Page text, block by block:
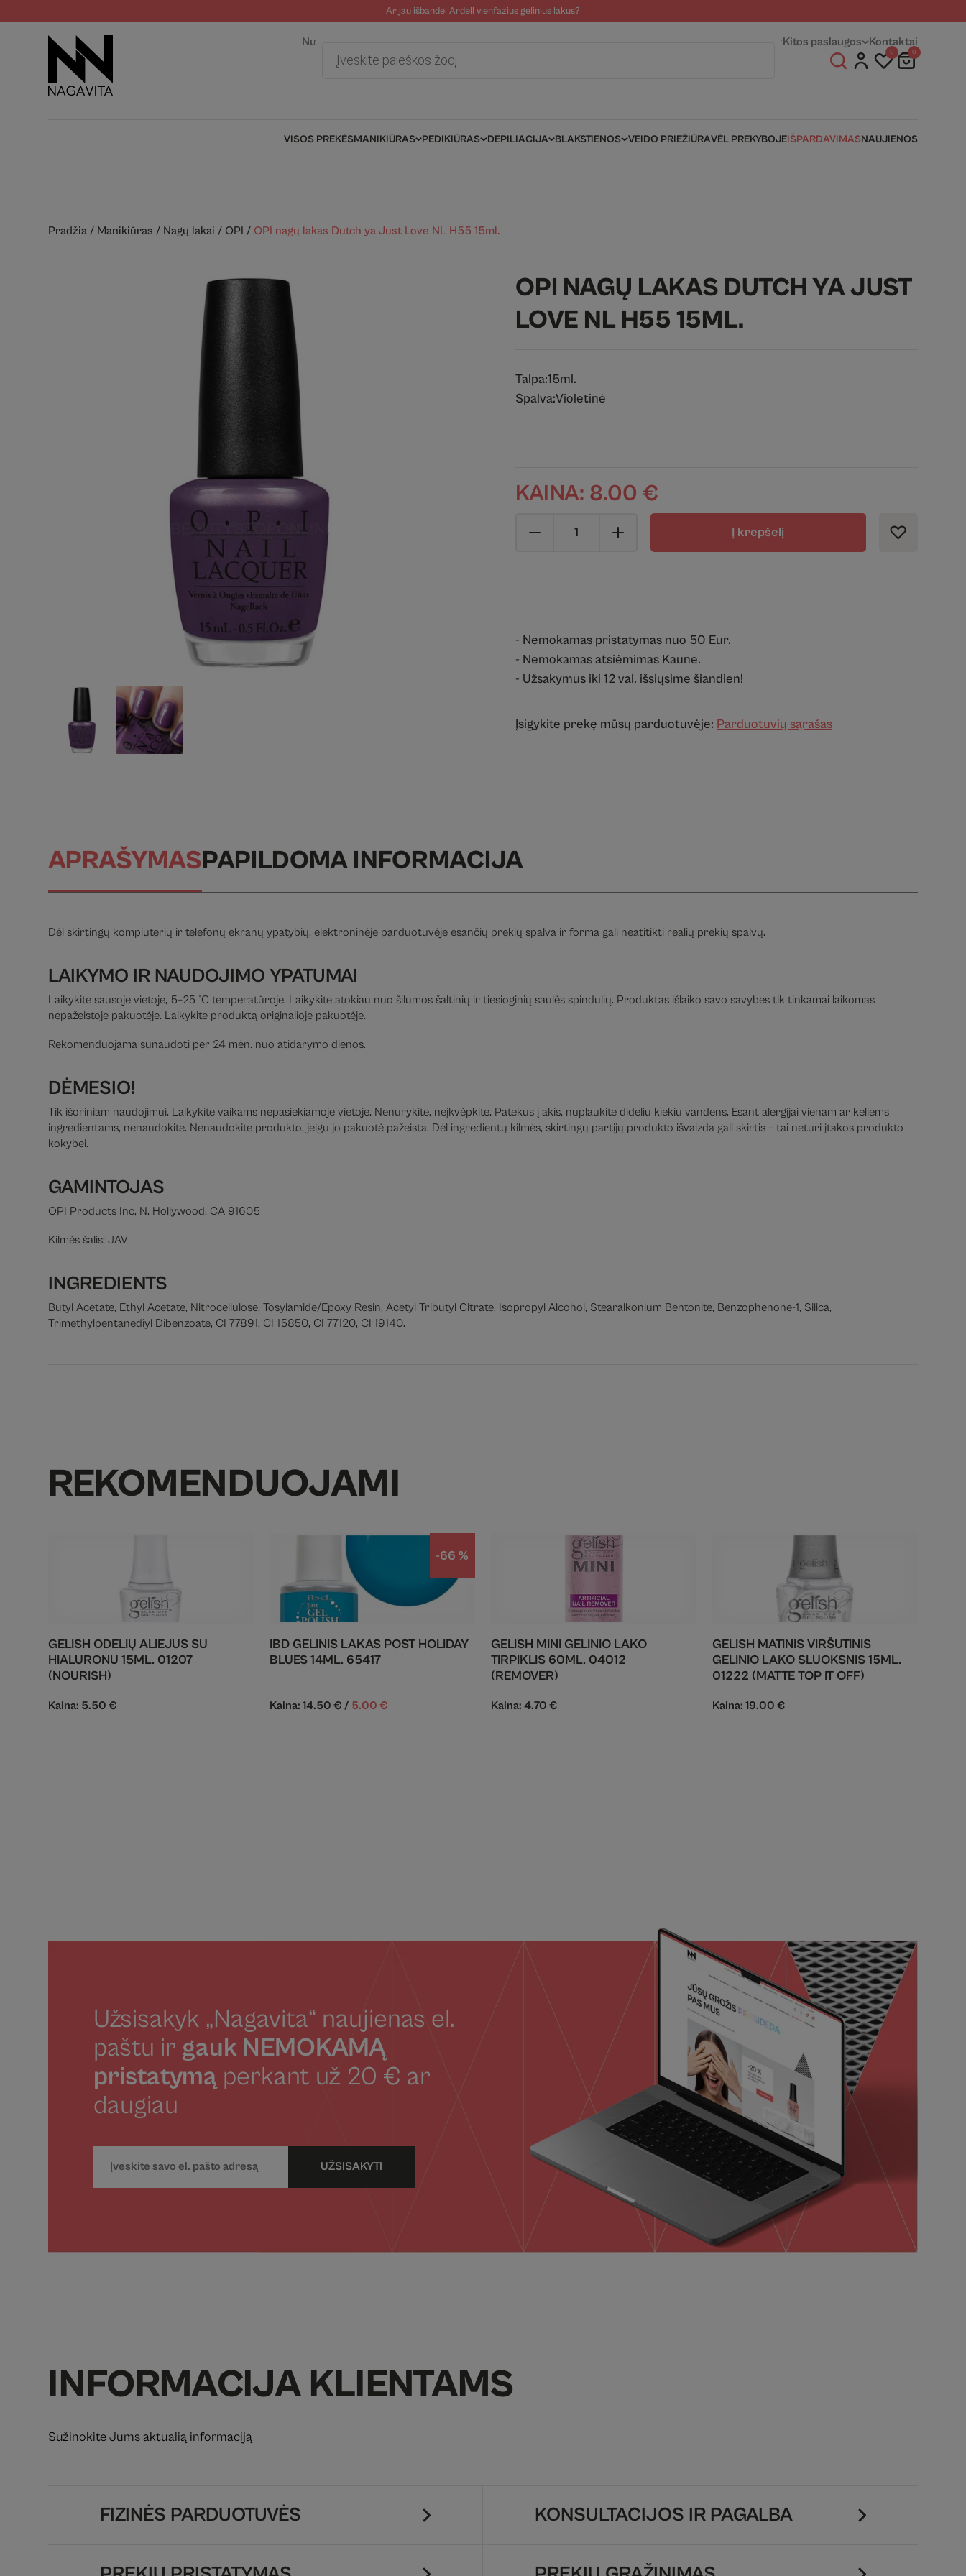
Ar jau išbandei Ardell vienfazius gelinius lakus?
Nuotolinė pagalba Fizinės parduotuvėsKitos paslaugos Kontaktai
search
0 0
VISOS PREKĖSMANIKIŪRAS PEDIKIŪRAS DEPILIACIJA BLAKSTIENOS VEIDO PRIEŽIŪRAVĖL PREKYBOJEIŠPARDAVIMASNAUJIENOS
Pradžia / Manikiūras / Nagų lakai / OPI / OPI nagų lakas Dutch ya Just Love NL H55 15ml.
OPI NAGŲ LAKAS DUTCH YA JUST
LOVE NL H55 15ML.
Talpa:15ml.
Spalva:Violetinė
KAINA: 8.00 €
Į krepšelį
- Nemokamas pristatymas nuo 50 Eur.
- Nemokamas atsiėmimas Kaune.
- Užsakymus iki 12 val. išsiųsime šiandien!
Įsigykite prekę mūsų parduotuvėje: Parduotuvių sąrašas
APRAŠYMASPAPILDOMA INFORMACIJA
Dėl skirtingų kompiuterių ir telefonų ekranų ypatybių, elektroninėje parduotuvėje esančių prekių spalva ir forma gali neatitikti realių prekių spalvų.
LAIKYMO IR NAUDOJIMO YPATUMAI
Laikykite sausoje vietoje, 5–25 °C temperatūroje. Laikykite atokiau nuo šilumos šaltinių ir tiesioginių saulės spindulių. Produktas išlaiko savo savybes tik tinkamai laikomas
nepažeistoje pakuotėje. Laikykite produktą originalioje pakuotėje.
Rekomenduojama sunaudoti per 24 mėn. nuo atidarymo dienos.
DĖMESIO!
Tik išoriniam naudojimui. Laikykite vaikams nepasiekiamoje vietoje. Nenurykite, neįkvėpkite. Patekus į akis, nuplaukite dideliu kiekiu vandens. Esant alergijai vienam ar keliems
ingredientams, nenaudokite. Nenaudokite produkto, jeigu jo pakuotė pažeista. Dėl ingredientų kilmės, skirtingų partijų produkto išvaizda gali skirtis – tai neturi įtakos produkto
kokybei.
GAMINTOJAS
OPI Products Inc, N. Hollywood, CA 91605
Kilmės šalis: JAV
INGREDIENTS
Butyl Acetate, Ethyl Acetate, Nitrocellulose, Tosylamide/Epoxy Resin, Acetyl Tributyl Citrate, Isopropyl Alcohol, Stearalkonium Bentonite, Benzophenone-1, Silica,
Trimethylpentanediyl Dibenzoate, CI 77891, CI 15850, CI 77120, CI 19140.
REKOMENDUOJAMI
GELISH ODELIŲ ALIEJUS SU
HIALURONU 15ML. 01207
(NOURISH)
Kaina: 5.50€
-66 %
IBD GELINIS LAKAS POST HOLIDAY
BLUES 14ML. 65417
Kaina:14.50€/ 5.00€
GELISH MINI GELINIO LAKO
TIRPIKLIS 60ML. 04012
(REMOVER)
Kaina:4.70€
GELISH MATINIS VIRŠUTINIS
GELINIO LAKO SLUOKSNIS 15ML.
01222 (MATTE TOP IT OFF)
Kaina:19.00€
Užsisakyk „Nagavita“ naujienas el.
paštu ir gauk NEMOKAMĄ
pristatymą perkant už 20 € ar
daugiau
UŽSISAKYTI
INFORMACIJA KLIENTAMS
Sužinokite Jums aktualią informaciją
FIZINĖS PARDUOTUVĖS KONSULTACIJOS IR PAGALBA